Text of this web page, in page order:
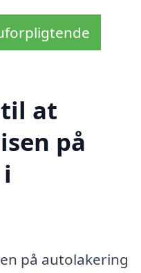
at
på
på autolakering